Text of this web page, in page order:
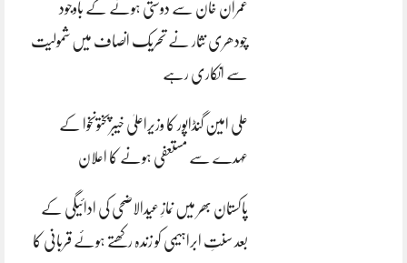
عمران خان سے دوستی ہونے کے باوجود
چودھری نثار نے تحریک انصاف میں شمولیت
سے انکاری رہے
علی امین گنڈاپور کا وزیراعلیٰ خیبرپختونخوا کے
عہدے سے مستعفی ہونے کا اعلان
پاکستان بھر میں نمازِ عیدالاضحی کی ادائیگی کے
بعد سنتِ ابراہیمی کو زندہ رکھتے ہوئے قربانی کا